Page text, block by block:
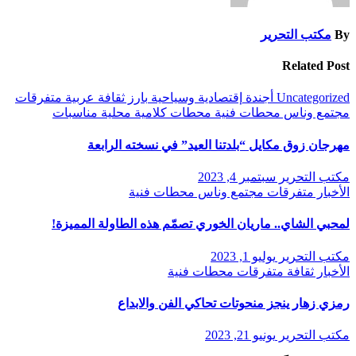
By مكتب التحرير
Related Post
Uncategorized أجندة إقتصادية وسياحية بارز ثقافة عربية متفرقات
مجتمع وناس محطات فنية محطات كلامية محلية مناسبات
مهرجان زوق مكايل “بلدتنا العيد” في نسخته الرابعة
مكتب التحرير سبتمبر 4, 2023
الأخبار متفرقات مجتمع وناس محطات فنية
لمحبي الشاي.. ماريان الخوري تصمّم هذه الطاولة المميزة!
مكتب التحرير يوليو 1, 2023
الأخبار ثقافة متفرقات محطات فنية
رمزي زهار ينجز منحوتات تحاكي الفن والابداع
مكتب التحرير يونيو 21, 2023